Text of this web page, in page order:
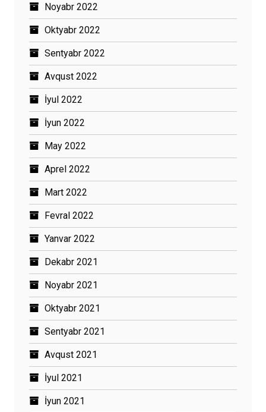
Noyabr 2022
Oktyabr 2022
Sentyabr 2022
Avqust 2022
İyul 2022
İyun 2022
May 2022
Aprel 2022
Mart 2022
Fevral 2022
Yanvar 2022
Dekabr 2021
Noyabr 2021
Oktyabr 2021
Sentyabr 2021
Avqust 2021
İyul 2021
İyun 2021